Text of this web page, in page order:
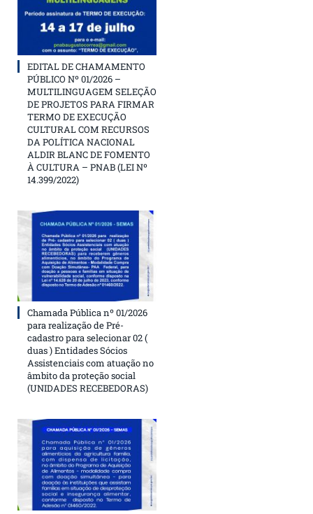
EDITAL DE CHAMAMENTO
PÚBLICO Nº 01/2026 –
MULTILINGUAGEM SELEÇÃO
DE PROJETOS PARA FIRMAR
TERMO DE EXECUÇÃO
CULTURAL COM RECURSOS
DA POLÍTICA NACIONAL
ALDIR BLANC DE FOMENTO
À CULTURA – PNAB (LEI Nº
14.399/2022)
Chamada Pública nº 01/2026
para realização de Pré-
cadastro para selecionar 02 (
duas ) Entidades Sócios
Assistenciais com atuação no
âmbito da proteção social
(UNIDADES RECEBEDORAS)